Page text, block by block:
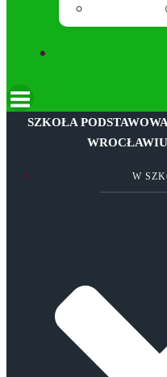
SZKOŁA
WROCŁAWIU
W